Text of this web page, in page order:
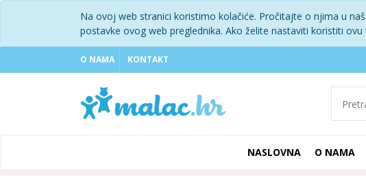
Na ovoj web stranici koristimo kolačiće. Pročitajte o njima u
postavke ovog web preglednika. Ako želite nastaviti koristiti ovu
O NAMA KONTAKT
NASLOVNA O NAMA